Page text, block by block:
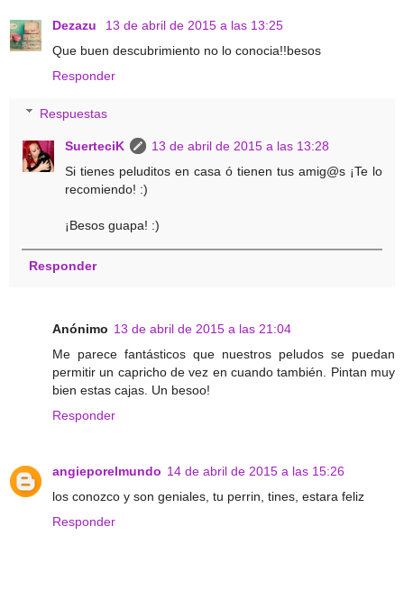
Dezazu
13 de abril de 2015 a las 13:25
Que buen descubrimiento no lo conocia!!besos
Responder
Respuestas
SuerteciK
13 de abril de 2015 a las 13:28
Si tienes peluditos en casa ó tienen tus amig@s ¡Te lo
recomiendo! :)
¡Besos guapa! :)
Responder
Anónimo 13 de abril de 2015 a las 21:04
Me parece fantásticos que nuestros peludos se puedan
permitir un capricho de vez en cuando también. Pintan muy
bien estas cajas. Un besoo!
Responder
angieporelmundo 14 de abril de 2015 a las 15:26
los conozco y son geniales, tu perrin, tines, estara feliz
Responder